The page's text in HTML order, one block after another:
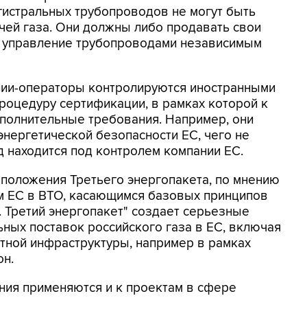
трубопроводов не могут быть
газа. Они должны либо продавать свои
трубопроводами независимым
операторы контролируются иностранными
сертификации, в рамках которой к
требования. Например, они
безопасности ЕС, чего не
находится под контролем компании ЕС.
Третьего энергопакета, по мнению
ЕС в ВТО, касающимся базовых принципов
энергопакет" создает серьезные
поставок российского газа в ЕС, включая
инфраструктуры, например в рамках
применяются и к проектам в сфере